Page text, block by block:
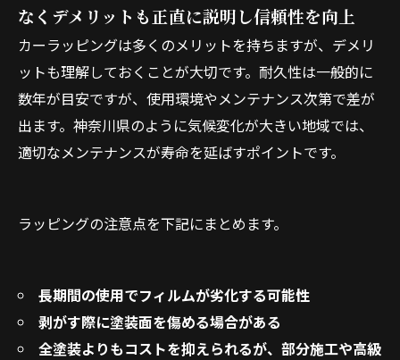
なくデメリットも正直に説明し信頼性を向上
カーラッピングは多くのメリットを持ちますが、デメリ
ットも理解しておくことが大切です。耐久性は一般的に
数年が目安ですが、使用環境やメンテナンス次第で差が
出ます。神奈川県のように気候変化が大きい地域では、
適切なメンテナンスが寿命を延ばすポイントです。
ラッピングの注意点を下記にまとめます。
長期間の使用でフィルムが劣化する可能性
剥がす際に塗装面を傷める場合がある
全塗装よりもコストを抑えられるが、部分施工や高級